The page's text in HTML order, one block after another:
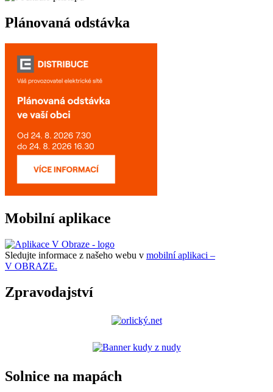
Plánovaná odstávka
Mobilní aplikace
Sledujte informace z našeho webu v mobilní aplikaci –
V OBRAZE.
Zpravodajství
Solnice na mapách